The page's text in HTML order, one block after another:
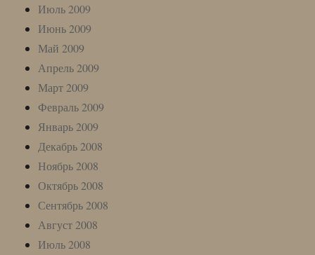
Июль 2009
Июнь 2009
Май 2009
Апрель 2009
Март 2009
Февраль 2009
Январь 2009
Декабрь 2008
Ноябрь 2008
Октябрь 2008
Сентябрь 2008
Август 2008
Июль 2008